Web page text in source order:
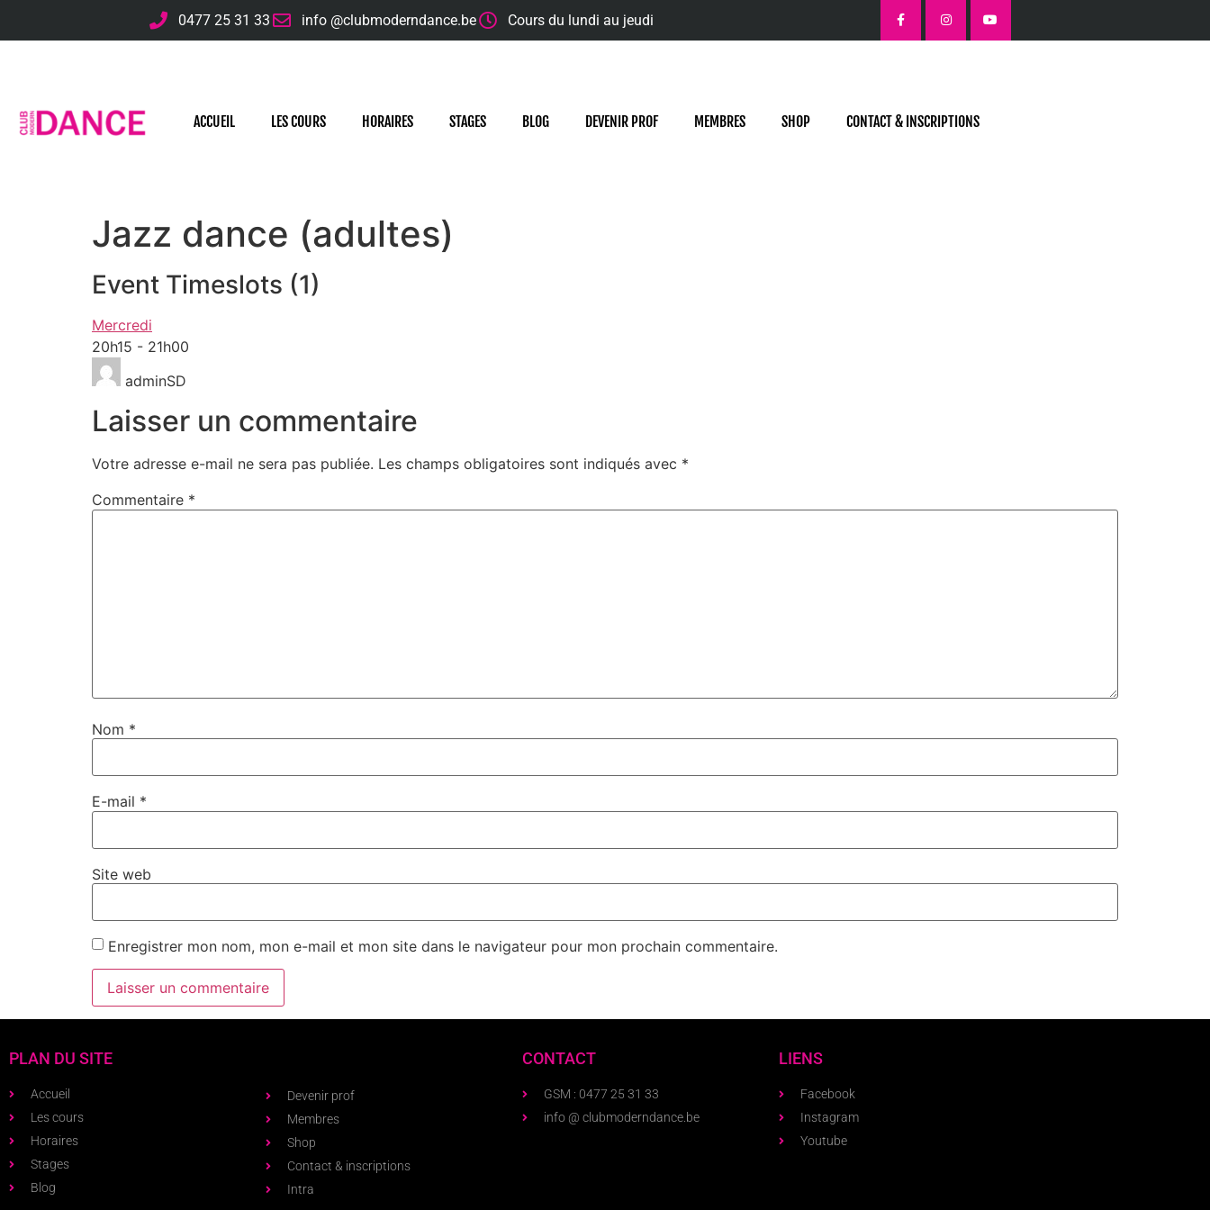
0477 25 31 33 info @clubmoderndance.be Cours du lundi au jeudi
ACCUEIL LES COURS HORAIRES STAGES BLOG DEVENIR PROF MEMBRES SHOP CONTACT & INSCRIPTIONS
Jazz dance (adultes)
Event Timeslots (1)
Mercredi
20h15 - 21h00
adminSD
Laisser un commentaire
Votre adresse e-mail ne sera pas publiée. Les champs obligatoires sont indiqués avec *
Commentaire *
Nom *
E-mail *
Site web
Enregistrer mon nom, mon e-mail et mon site dans le navigateur pour mon prochain commentaire.
PLAN DU SITE
Accueil
Les cours
Horaires
Stages
Blog
Devenir prof
Membres
Shop
Contact & inscriptions
Intra
CONTACT
GSM : 0477 25 31 33
info @ clubmoderndance.be
LIENS
Facebook
Instagram
Youtube